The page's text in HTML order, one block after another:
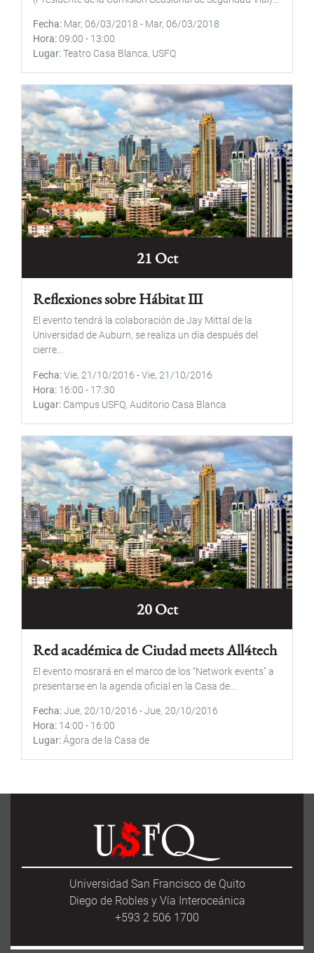
Fecha Mar, 06/03/2018 - Mar, 06/03/2018
Hora 09:00 - 13:00
Lugar Teatro Casa Blanca, USFQ
21 Oct
Reflexiones sobre Hábitat III
El evento tendrá la colaboración de Jay Mittal de la
Universidad de Auburn, se realiza un día después del
cierre...
Fecha Vie, 21/10/2016 -Vie, 21/10/2016
Hora 16:00 - 17:30
Lugar Campus USFQ, Auditorio Casa Blanca
20 Oct
Red académica de Ciudad meets All4tech
El evento mosrará en el marco de los “Network events” a
presentarse en la agenda oficial en la Casa de...
Fecha Jue, 20/10/2016 -Jue, 20/10/2016
Hora 14:00 - 16:00
Lugar Ágora de la Casa de
Universidad San Francisco de Quito
Diego de Robles y Vía Interoceánica
+593 2 506 1700